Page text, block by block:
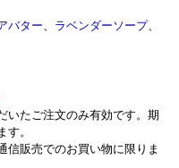
バター、 ラベンダーソープ、
いたご注文のみ有効です。期
。
信販売でのお買い物に限りま